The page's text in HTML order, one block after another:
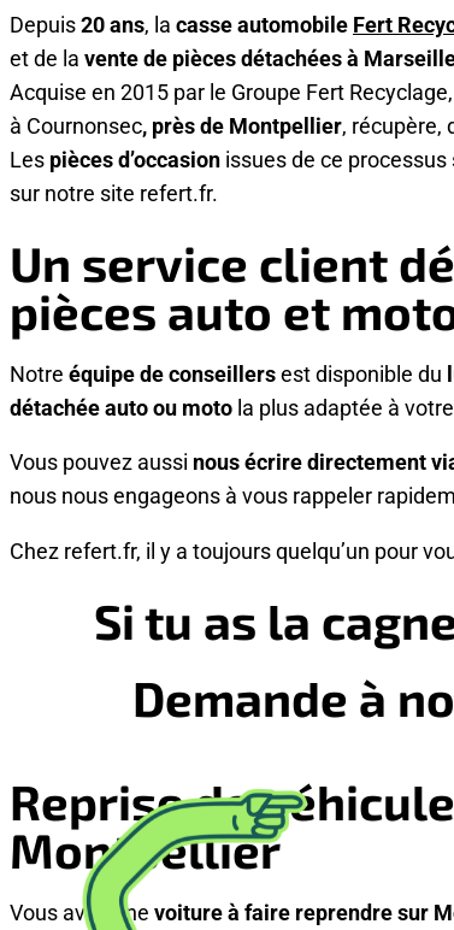
Depuis20 ans, la casse automobile Fert
et de la vente de pièces détachées à
Acquise en 2015 par le Groupe Fert
à Cournonsec, près de Montpellier, récupère,
Les pièces d’occasion issues de ce
sur notre site refert.fr.
Un service client
pièces auto et
Notre équipe de conseillersest disponible du
détachée auto ou moto la plus adaptée à
Vous pouvez aussi nous écrire directement
nous nous engageons à vous rappeler
Chez refert.fr, il y a toujours quelqu’un pour
Si tu as la
Demande à
Reprise de
Montpellier
Vous avez une voiture à faire reprendre sur